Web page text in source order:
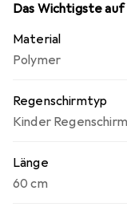
Das Wichtigste auf
Material
Polymer
Regenschirmtyp
Kinder Regenschirm
Länge
60 cm